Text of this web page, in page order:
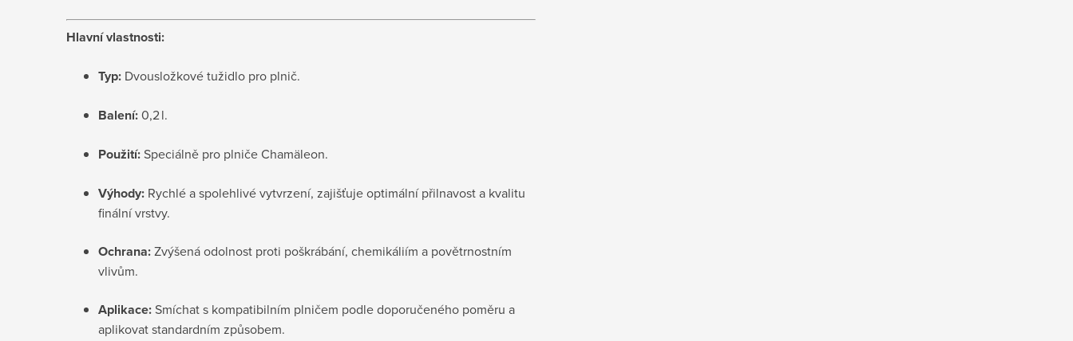
Hlavní vlastnosti:
Typ: Dvousložkové tužidlo pro plnič.
Balení:0,2 l.
Použití:Speciálně pro plniče Chamäleon.
Výhody: Rychlé a spolehlivé vytvrzení, zajišťuje optimální přilnavost a kvalitu
finální vrstvy.
Ochrana:Zvýšená odolnost proti poškrábání, chemikáliím a povětrnostním
vlivům.
Aplikace:Smíchat s kompatibilním plničem podle doporučeného poměru a
aplikovat standardním způsobem.